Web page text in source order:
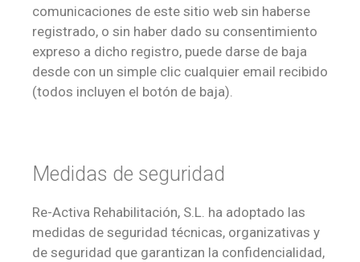
comunicaciones de este sitio web sin haberse
registrado, o sin haber dado su consentimiento
expreso a dicho registro, puede darse de baja
desde con un simple clic cualquier email recibido
(todos incluyen el botón de baja).
Medidas de seguridad
Re-Activa Rehabilitación, S.L. ha adoptado las
medidas de seguridad técnicas, organizativas y
de seguridad que garantizan la confidencialidad,